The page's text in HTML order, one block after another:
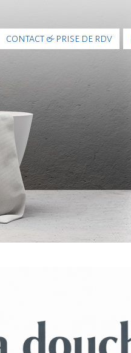
CONTACT & PRISE DE RDV